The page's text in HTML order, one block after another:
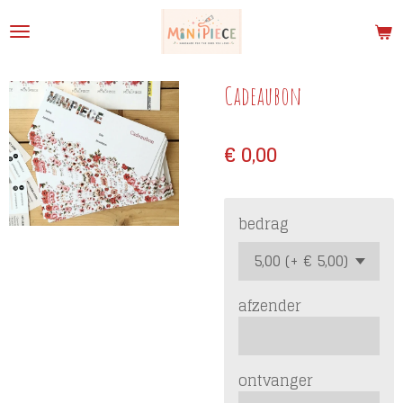
direct
de
hoofdinhoud
Cadeaubon
€ 0,00
bedrag
afzender
ontvanger